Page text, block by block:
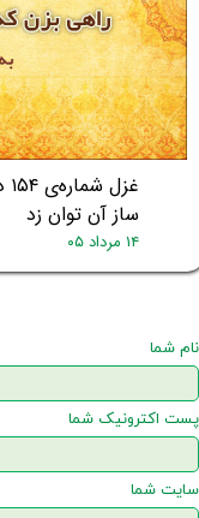
ساز آن توان زد
۱۴ مرداد ۰۵
نام شما
پست اکترونیک شما
سایت شما